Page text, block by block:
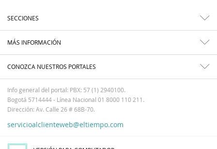
SECCIONES
MÁS INFORMACIÓN
CONOZCA NUESTROS PORTALES
Info general del portal: PBX: 57 (1) 2940100.
Bogotá 5714444 - Línea Nacional 01 8000 110 211.
Dirección: Av. Calle 26 # 68B-70.
servicioalclienteweb@eltiempo.com